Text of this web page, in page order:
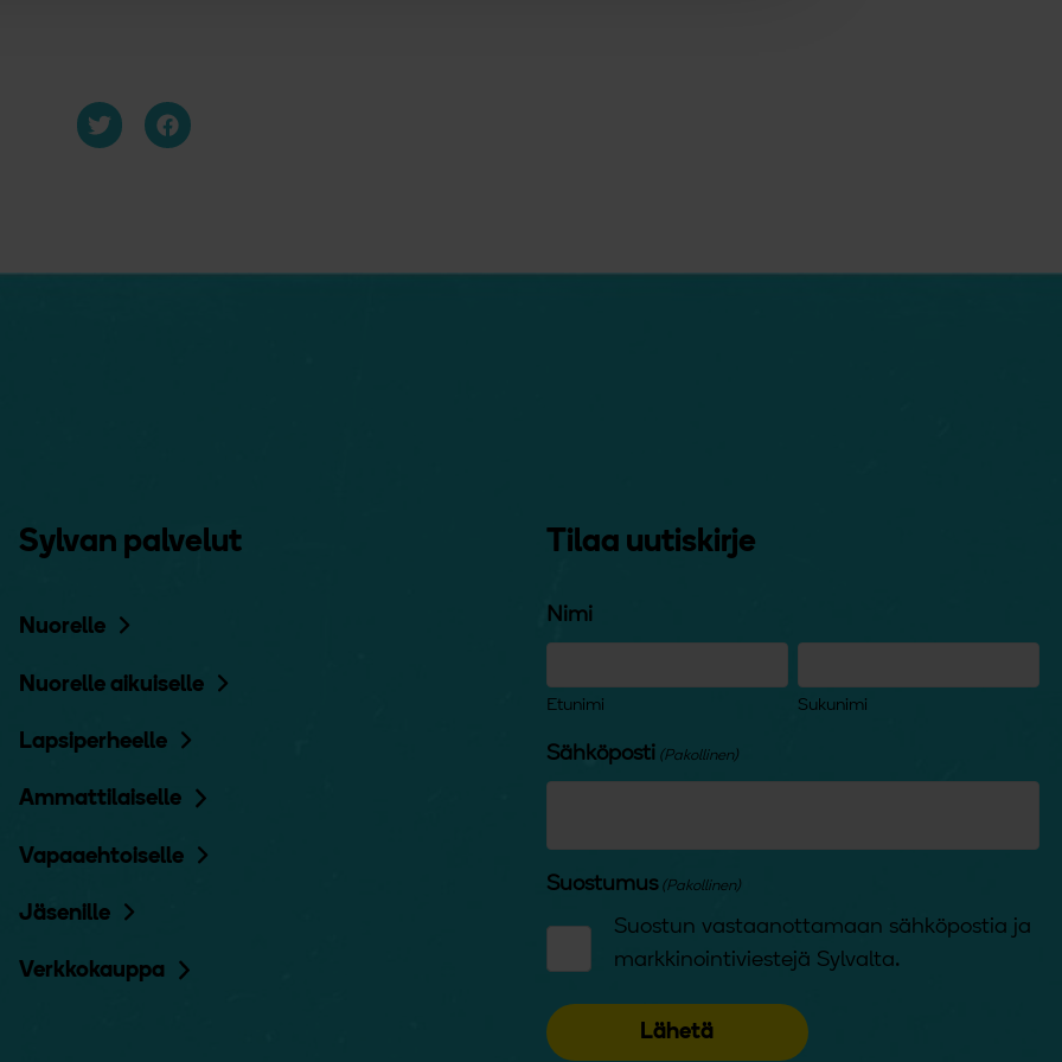
Sylvan palvelut
Nuorelle
Nuorelle aikuiselle
Lapsiperheelle
Ammattilaiselle
Vapaaehtoiselle
Jäsenille
Verkkokauppa
Tilaa uutiskirje
Nimi
Etunimi Sukunimi
Sähköposti (Pakollinen)
Suostumus (Pakollinen)
Suostun vastaanottamaan sähköpostia ja
markkinointiviestejä Sylvalta.